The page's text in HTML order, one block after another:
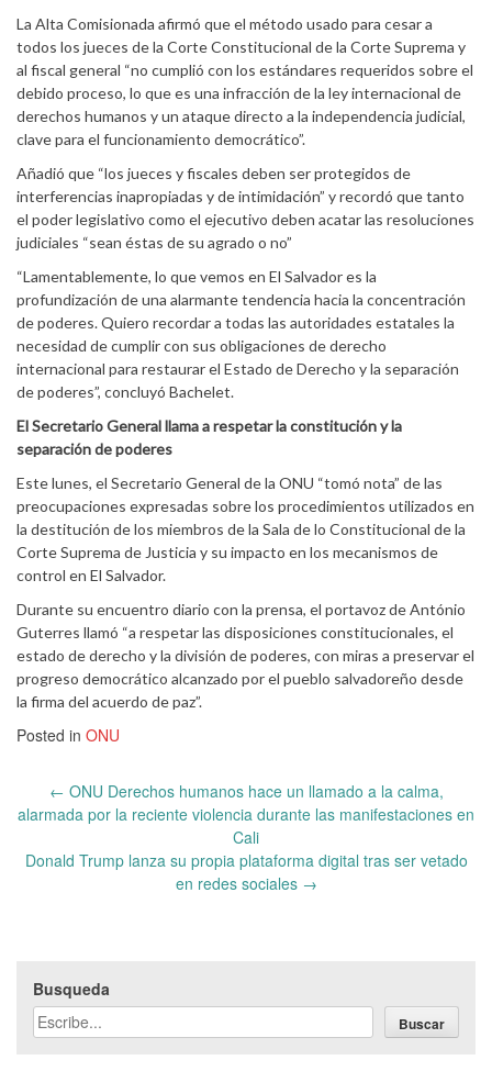
La Alta Comisionada afirmó que el método usado para cesar a
todos los jueces de la Corte Constitucional de la Corte Suprema y
al fiscal general “no cumplió con los estándares requeridos sobre el
debido proceso, lo que es una infracción de la ley internacional de
derechos humanos y un ataque directo a la independencia judicial,
clave para el funcionamiento democrático”.
Añadió que “los jueces y fiscales deben ser protegidos de
interferencias inapropiadas y de intimidación” y recordó que tanto
el poder legislativo como el ejecutivo deben acatar las resoluciones
judiciales “sean éstas de su agrado o no”
“Lamentablemente, lo que vemos en El Salvador es la
profundización de una alarmante tendencia hacia la concentración
de poderes. Quiero recordar a todas las autoridades estatales la
necesidad de cumplir con sus obligaciones de derecho
internacional para restaurar el Estado de Derecho y la separación
de poderes”, concluyó Bachelet.
El Secretario General llama a respetar la constitución y la
separación de poderes
Este lunes, el Secretario General de la ONU “tomó nota” de las
preocupaciones expresadas sobre los procedimientos utilizados en
la destitución de los miembros de la Sala de lo Constitucional de la
Corte Suprema de Justicia y su impacto en los mecanismos de
control en El Salvador.
Durante su encuentro diario con la prensa, el portavoz de António
Guterres llamó “a respetar las disposiciones constitucionales, el
estado de derecho y la división de poderes, con miras a preservar el
progreso democrático alcanzado por el pueblo salvadoreño desde
la firma del acuerdo de paz”.
Posted in ONU
Post
navigation
← ONU Derechos humanos hace un llamado a la calma,
alarmada por la reciente violencia durante las manifestaciones en
Cali
Donald Trump lanza su propia plataforma digital tras ser vetado
en redes sociales →
Busqueda
Buscar